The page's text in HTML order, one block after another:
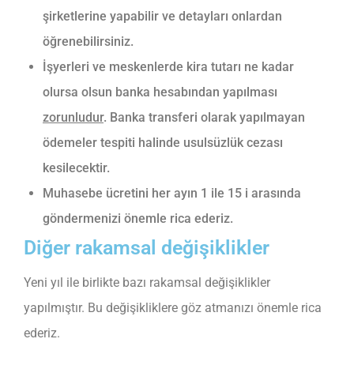
şirketlerine yapabilir ve detayları onlardan
öğrenebilirsiniz.
İşyerleri ve meskenlerde kira tutarı ne kadar
olursa olsun banka hesabından yapılması
zorunludur. Banka transferi olarak yapılmayan
ödemeler tespiti halinde usulsüzlük cezası
kesilecektir.
Muhasebe ücretini her ayın 1 ile 15 i arasında
göndermenizi önemle rica ederiz.
Diğer rakamsal değişiklikler
Yeni yıl ile birlikte bazı rakamsal değişiklikler
yapılmıştır. Bu değişikliklere göz atmanızı önemle rica
ederiz.